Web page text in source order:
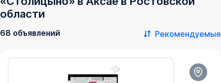
области
68 объявлений Рекомендуемые